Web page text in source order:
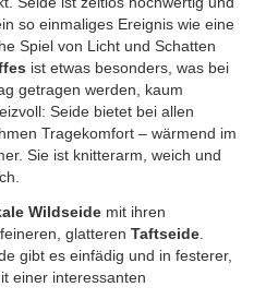
so einmaliges Ereignis wie eine
Spiel von Licht und Schatten
ist etwas besonders, was bei
getragen werden, kaum
Seide bietet bei allen
Tragekomfort – wärmend im
Sie ist knitterarm, weich und
Wildseide mit ihren
glatterenTaftseide
gibt es einfädig und in festerer,
einer interessanten